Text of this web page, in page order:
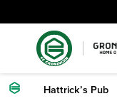
Hattrick’s Pub